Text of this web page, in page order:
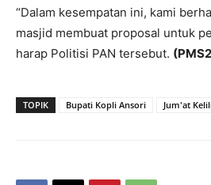
“Dalam kesempatan ini, kami
masjid membuat proposal untuk
harap Politisi PAN tersebut.
TOPIK Bupati Kopli Ansori Jum'at